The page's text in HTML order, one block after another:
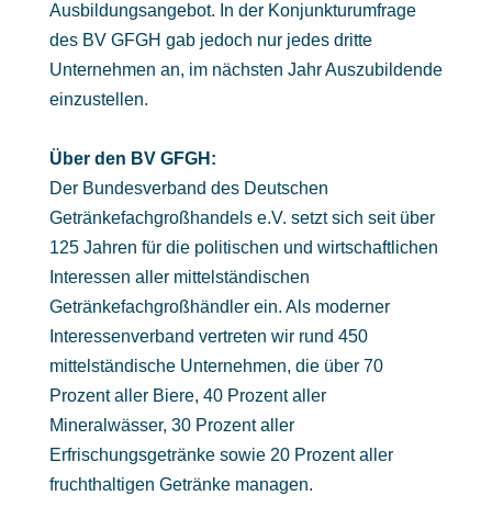
Ausbildungsangebot. In der Konjunkturumfrage
des BV GFGH gab jedoch nur jedes dritte
Unternehmen an, im nächsten Jahr Auszubildende
einzustellen.
Über den BV GFGH:
Der Bundesverband des Deutschen
Getränkefachgroßhandels e.V. setzt sich seit über
125 Jahren für die politischen und wirtschaftlichen
Interessen aller mittelständischen
Getränkefachgroßhändler ein. Als moderner
Interessenverband vertreten wir rund 450
mittelständische Unternehmen, die über 70
Prozent aller Biere, 40 Prozent aller
Mineralwässer, 30 Prozent aller
Erfrischungsgetränke sowie 20 Prozent aller
fruchthaltigen Getränke managen.